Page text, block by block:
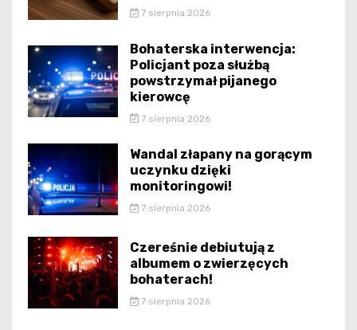
7 sierpnia 2026
Bohaterska interwencja:
Policjant poza służbą
powstrzymał pijanego
kierowcę
7 sierpnia 2026
Wandal złapany na gorącym
uczynku dzięki
monitoringowi!
7 sierpnia 2026
Czereśnie debiutują z
albumem o zwierzęcych
bohaterach!
7 sierpnia 2026